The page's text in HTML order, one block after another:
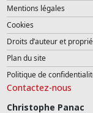
Mentions légales
Cookies
Droits d’auteur et
Plan du site
Politique de
Contactez-nous
Christophe Panac